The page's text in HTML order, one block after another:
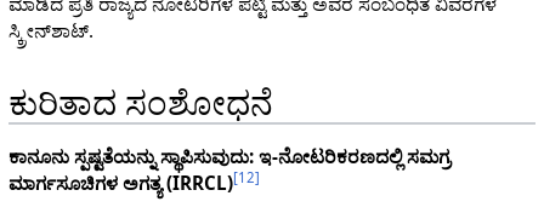
ಸ್ಕ್ರೀನ್‌ಶಾಟ್.
ಕುರಿತಾದ ಸಂಶೋಧನೆ
ಕಾನೂನು ಸ್ಪಷ್ಟತೆಯನ್ನು ಸ್ಥಾಪಿಸುವುದು: ಇ-ನೋಟರಿಕರಣದಲ್ಲಿ ಸಮಗ್ರ
ಮಾರ್ಗಸೂಚಿಗಳ ಅಗತ್ಯ (IRRCL)[12]